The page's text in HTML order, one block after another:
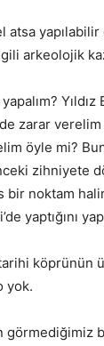
atsa
arkeolojik
zarar
öyle mi?
zihniyete
bir noktam
yaptığını
köprünün
yok.
görmediğimiz